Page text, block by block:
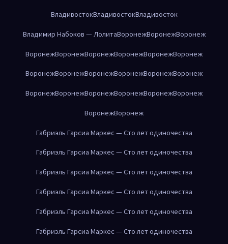
ВладивостокВладивостокВладивосток
Владимир Набоков — ЛолитаВоронежВоронежВоронеж
ВоронежВоронежВоронежВоронежВоронежВоронеж
ВоронежВоронежВоронежВоронежВоронежВоронеж
ВоронежВоронежВоронежВоронежВоронежВоронеж
ВоронежВоронеж
Габриэль Гарсиа Маркес — Сто лет одиночества
Габриэль Гарсиа Маркес — Сто лет одиночества
Габриэль Гарсиа Маркес — Сто лет одиночества
Габриэль Гарсиа Маркес — Сто лет одиночества
Габриэль Гарсиа Маркес — Сто лет одиночества
Габриэль Гарсиа Маркес — Сто лет одиночества